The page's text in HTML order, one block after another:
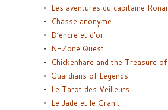
Les aventures du capitaine
Chasse anonyme
D’encre et d’or
N-Zone Quest
Chickenhare and the Treasure
Guardians of Legends
Le Tarot des Veilleurs
Le Jade et le Granit